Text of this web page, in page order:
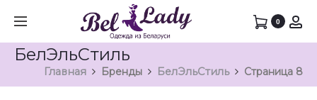
0
БелЭльСтиль
Главная Бренды БелЭльСтиль Страница 8